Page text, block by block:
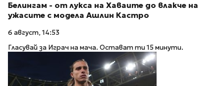
Белингам - от лукса на Хаваите до влакче на
ужасите с модела Ашлин Кастро
6 август, 14:53
Гласувай за Играч на мача. Остават ти 15 минути.